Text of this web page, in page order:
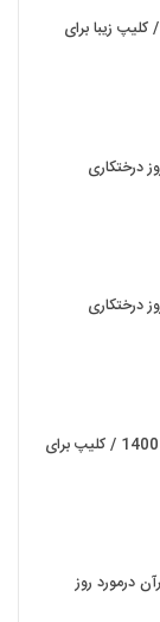
زیبا برای
درختکاری
درختکاری
کلیپ روز درختکاری 1400 / کلیپ برای
درمورد روز